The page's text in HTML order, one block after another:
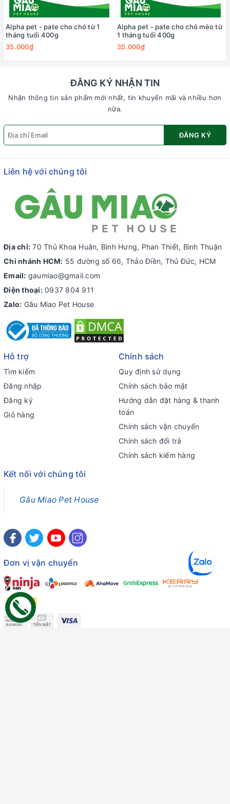
Alpha pet - pate cho chó từ 1
tháng tuổi 400g
35.000₫
Alpha pet - pate cho chó mèo từ
1 tháng tuổi 400g
35.000₫
ĐĂNG KÝ NHẬN TIN
Nhận thông tin sản phẩm mới nhất, tin khuyến mãi và nhiều hơn
nữa.
ĐĂNG KÝ
Liên hệ với chúng tôi
Địa chỉ: 70 Thủ Khoa Huân, Bình Hưng, Phan Thiết, Bình Thuận
Chi nhánh HCM: 55 đường số 66, Thảo Điền, Thủ Đức, HCM
Email: gaumiao@gmail.com
Điện thoại: 0937 804 911
Zalo: Gâu Miao Pet House
Hỗ trợ
Tìm kiếm
Đăng nhập
Đăng ký
Giỏ hàng
Chính sách
Quy định sử dụng
Chính sách bảo mật
Hướng dẫn đặt hàng & thanh
toán
Chính sách vận chuyển
Chính sách đổi trả
Chính sách kiểm hàng
Kết nối với chúng tôi
Gâu Miao Pet House
Đơn vị vận chuyển